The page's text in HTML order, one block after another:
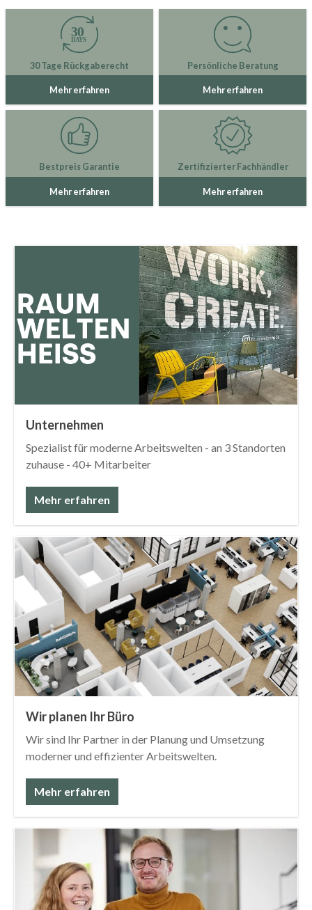
30 Tage Rückgaberecht
Mehr erfahren
Persönliche Beratung
Mehr erfahren
Bestpreis Garantie
Mehr erfahren
Zertifizierter Fachhändler
Mehr erfahren
Unternehmen
Spezialist für moderne Arbeitswelten - an 3 Standorten
zuhause - 40+ Mitarbeiter
Mehr erfahren
Wir planen Ihr Büro
Wir sind Ihr Partner in der Planung und Umsetzung
moderner und effizienter Arbeitswelten.
Mehr erfahren